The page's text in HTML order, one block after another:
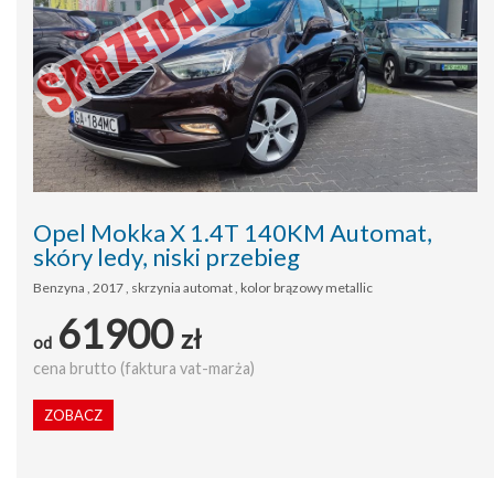
Opel Mokka X 1.4T 140KM Automat,
skóry ledy, niski przebieg
Benzyna , 2017 , skrzynia automat , kolor brązowy metallic
od 61900 zł
cena brutto (faktura vat-marża)
ZOBACZ